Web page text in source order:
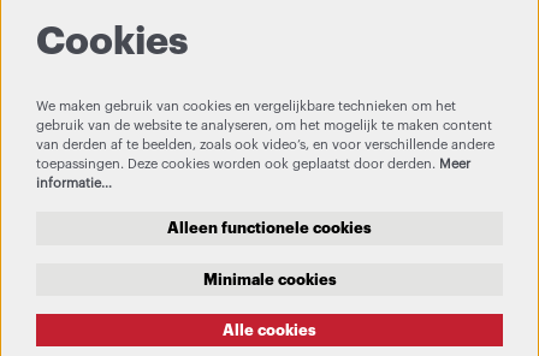
Bezoekersvoorwaarden
Cookies
We maken gebruik van cookies en vergelijkbare technieken om het
gebruik van de website te analyseren, om het mogelijk te maken content
van derden af te beelden, zoals ook video’s, en voor verschillende andere
toepassingen. Deze cookies worden ook geplaatst door derden. Meer
informatie…
Alleen functionele cookies
Minimale cookies
Alle cookies